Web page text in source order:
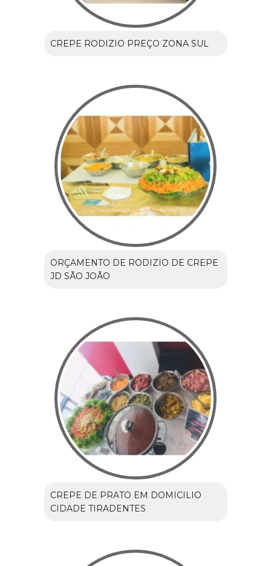
CREPE RODIZIO PREÇO ZONA SUL
ORÇAMENTO DE RODIZIO DE CREPE
JD SÃO JOÃO
CREPE DE PRATO EM DOMICILIO
CIDADE TIRADENTES